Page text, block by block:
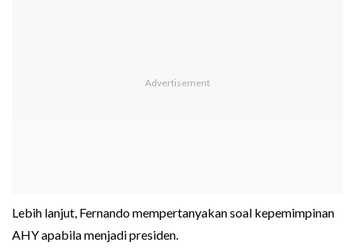
Lebih lanjut, Fernando mempertanyakan soal kepemimpinan
AHY apabila menjadi presiden.